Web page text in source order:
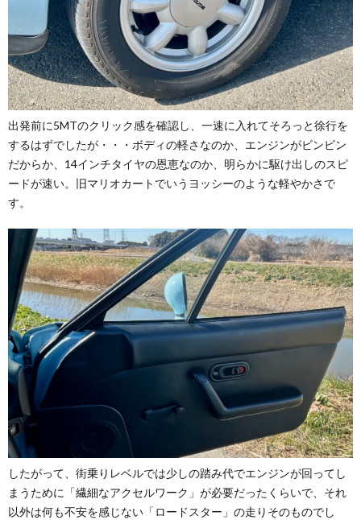
出発前に5MTのクリック感を確認し、一速に入れてそろっと徐行を
するはずでしたが・・・ボディの軽さなのか、エンジンがビンビン
だからか、14インチタイヤの恩恵なのか、明らかに駆け出しのスピ
ードが速い。旧マリオカートでいうヨッシーのような軽やかさで
す。
したがって、街乗りレベルでは少しの踏み代でエンジンが回ってし
まうために「繊細なアクセルワーク」が必要だったくらいで、それ
以外は何も不安を感じない「ロードスター」の走りそのものでし